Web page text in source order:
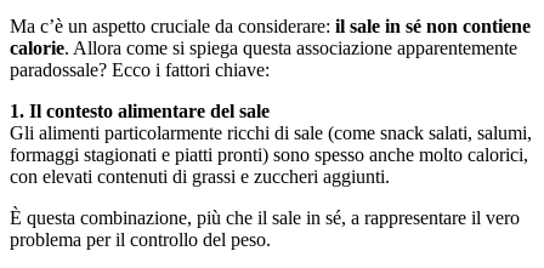
Ma c’è un aspetto cruciale da considerare: il sale in sé non contiene
calorie. Allora come si spiega questa associazione apparentemente
paradossale? Ecco i fattori chiave:
1. Il contesto alimentare del sale
Gli alimenti particolarmente ricchi di sale (come snack salati, salumi,
formaggi stagionati e piatti pronti) sono spesso anche molto calorici,
con elevati contenuti di grassi e zuccheri aggiunti.
È questa combinazione, più che il sale in sé, a rappresentare il vero
problema per il controllo del peso.